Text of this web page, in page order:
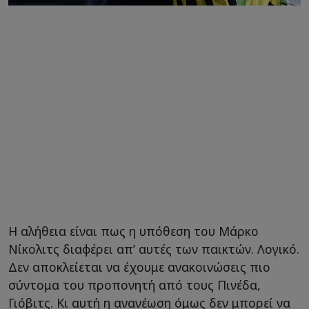
Η αλήθεια είναι πως η υπόθεση του Μάρκο
Νίκολιτς διαφέρει απ’ αυτές των παικτών. Λογικό.
Δεν αποκλείεται να έχουμε ανακοινώσεις πιο
σύντομα του προπονητή από τους Πινέδα,
Γιόβιτς. Κι αυτή η ανανέωση όμως δεν μπορεί να